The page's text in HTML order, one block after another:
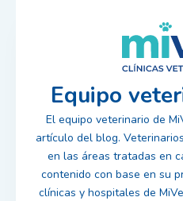
Equipo
El equipo veterinario de
artículo del blog.
en las áreas tratadas en
contenido con base en su
clínicas y hospitales de